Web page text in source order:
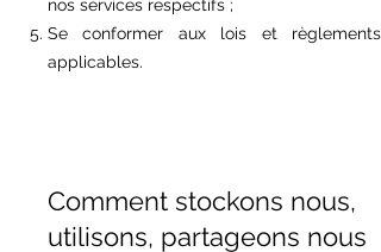
nos services respectifs ;
Se conformer aux lois et règlements
applicables.
Comment stockons nous,
utilisons, partageons nous